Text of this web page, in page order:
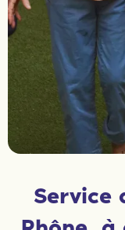
Service